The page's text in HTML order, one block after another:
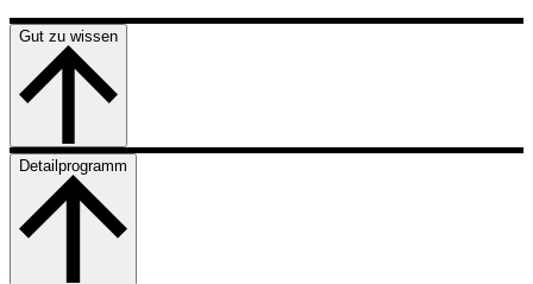
Gut zu wissen
Detailprogramm